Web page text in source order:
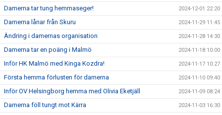
Damerna tar tung hemmaseger! 2024-12-01 22:20
Damerna lånar från Skuru 2024-11-29 11:45
Ändring i damernas organisation 2024-11-28 14:30
Damerna tar en poäng i Malmö 2024-11-18 10:00
Inför HK Malmö med Kinga Kozdra! 2024-11-17 10:27
Första hemma förlusten för damerna 2024-11-10 09:40
Inför OV Helsingborg hemma med Olivia Eketjäll 2024-11-09 08:24
Damerna föll tungt mot Kärra 2024-11-03 16:30